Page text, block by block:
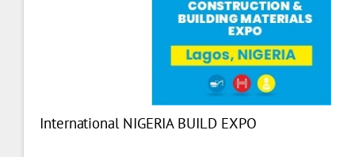
International NIGERIA BUILD EXPO